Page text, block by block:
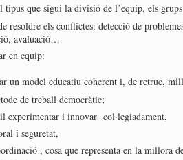
tipus que sigui la divisió de l’equip, els
resoldre els conflictes: detecció de
avaluació…
en equip:
un model educatiu coherent i, de retruc,
de treball democràtic;
experimentar i innovar col·legiadament,
i seguretat,
, cosa que representa en la millora